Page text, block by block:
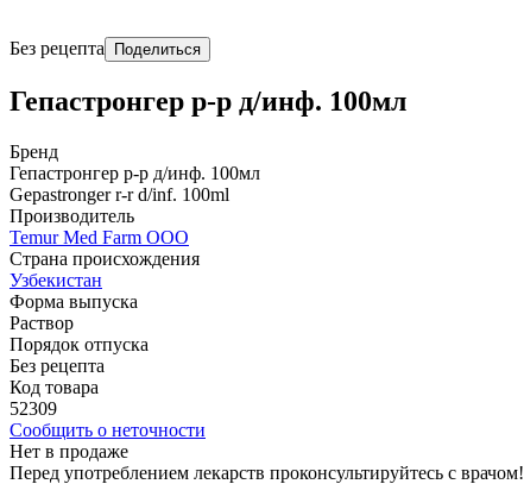
Без рецепта Поделиться
Гепастронгер р-р д/инф. 100мл
Бренд
Гепастронгер р-р д/инф. 100мл
Gepastronger r-r d/inf. 100ml
Производитель
Temur Med Farm OOO
Страна происхождения
Узбекистан
Форма выпуска
Раствор
Порядок отпуска
Без рецепта
Код товара
52309
Сообщить о неточности
Нет в продаже
Перед употреблением лекарств проконсультируйтесь с врачом!